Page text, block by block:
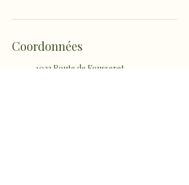
Coordonnées
1022 Route de Fousseret,